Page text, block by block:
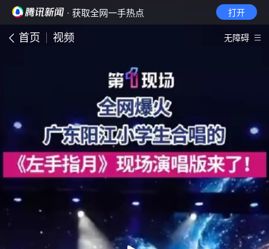
· 获取全网一手热点 打开
首页 视频 无障碍